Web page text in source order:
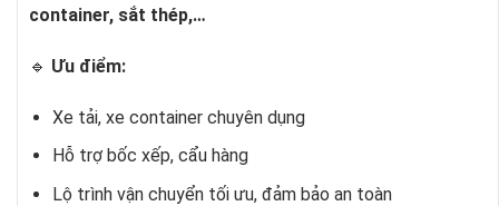
container, sắt thép,…
🔹 Ưu điểm:
Xe tải, xe container chuyên dụng
Hỗ trợ bốc xếp, cẩu hàng
Lộ trình vận chuyển tối ưu, đảm bảo an toàn